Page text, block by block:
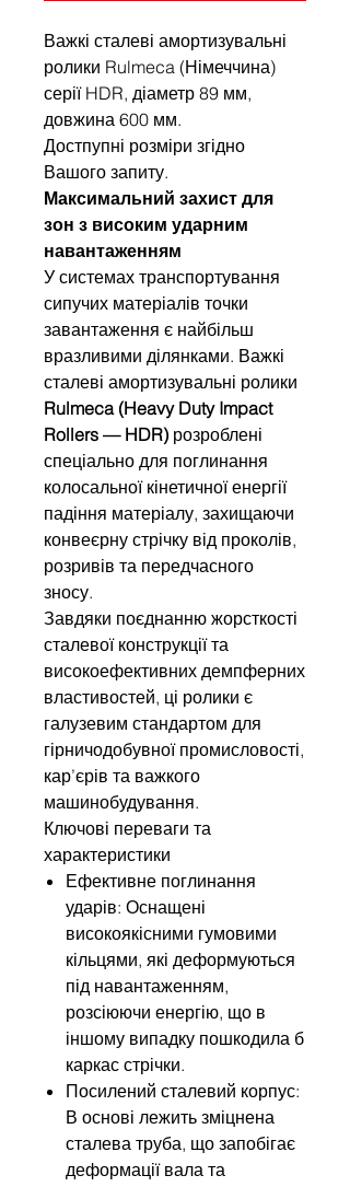
Важкі сталеві амортизувальні
ролики Rulmeca (Німеччина)
серії HDR, діаметр 89 мм,
довжина 600 мм.
Достпупні розміри згідно
Вашого запиту.
Максимальний захист для
зон з високим ударним
навантаженням
У системах транспортування
сипучих матеріалів точки
завантаження є найбільш
вразливими ділянками. Важкі
сталеві амортизувальні ролики
Rulmeca (Heavy Duty Impact
Rollers — HDR) розроблені
спеціально для поглинання
колосальної кінетичної енергії
падіння матеріалу, захищаючи
конвеєрну стрічку від проколів,
розривів та передчасного
зносу.
Завдяки поєднанню жорсткості
сталевої конструкції та
високоефективних демпферних
властивостей, ці ролики є
галузевим стандартом для
гірничодобувної промисловості,
кар’єрів та важкого
машинобудування.
Ключові переваги та
характеристики
Ефективне поглинання
ударів: Оснащені
високоякісними гумовими
кільцями, які деформуються
під навантаженням,
розсіюючи енергію, що в
іншому випадку пошкодила б
каркас стрічки.
Посилений сталевий корпус:
В основі лежить зміцнена
сталева труба, що запобігає
деформації вала та